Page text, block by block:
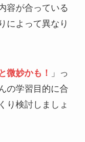
容が合っている
によって異なり
微妙かも！
」っ
の学習目的に合
り検討しましょ